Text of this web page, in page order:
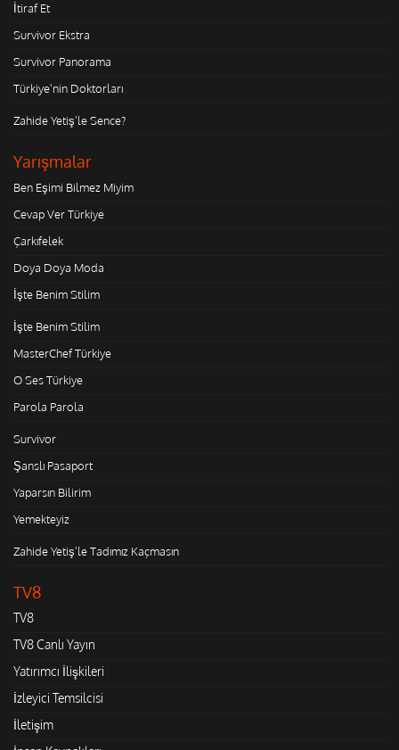
İtiraf Et
Survivor Ekstra
Survivor Panorama
Türkiye'nin Doktorları
Zahide Yetiş'le Sence?
Yarışmalar
Ben Eşimi Bilmez Miyim
Cevap Ver Türkiye
Çarkıfelek
Doya Doya Moda
İşte Benim Stilim
İşte Benim Stilim
MasterChef Türkiye
O Ses Türkiye
Parola Parola
Survivor
Şanslı Pasaport
Yaparsın Bilirim
Yemekteyiz
Zahide Yetiş'le Tadımız Kaçmasın
TV8
TV8
TV8 Canlı Yayın
Yatırımcı İlişkileri
İzleyici Temsilcisi
İletişim